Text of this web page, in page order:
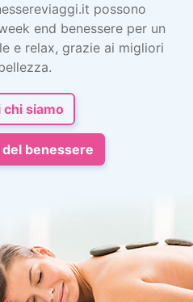
possono
end benessere per un
e relax, grazie ai migliori
chi siamo
benessere